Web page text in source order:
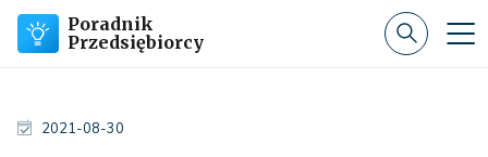
Poradnik
Przedsiębiorcy
2021-08-30